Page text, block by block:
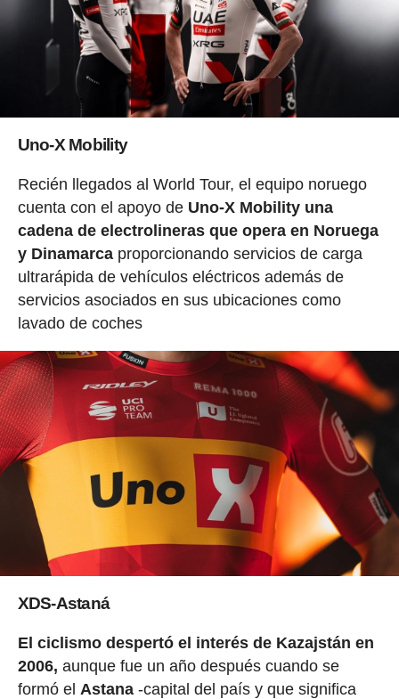
Uno-X Mobility
Recién llegados al World Tour, el equipo noruego
cuenta con el apoyo de Uno-X Mobility una
cadena de electrolineras que opera en Noruega
y Dinamarcaproporcionando servicios de carga
ultrarápida de vehículos eléctricos además de
servicios asociados en sus ubicaciones como
lavado de coches
XDS-Astaná
El ciclismo despertó el interés de Kazajstán en
2006, aunque fue un año después cuando se
formó el Astana-capital del país y que significa